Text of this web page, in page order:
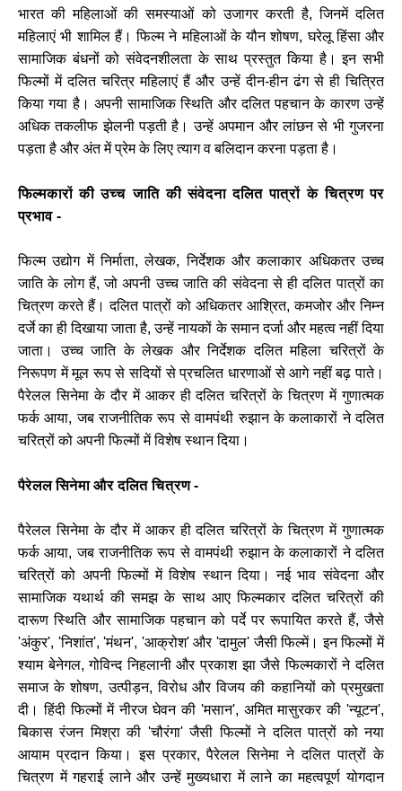
भारत की महिलाओं की समस्याओं को उजागर करती है, जिनमें दलित
महिलाएं भी शामिल हैं। फिल्म ने महिलाओं के यौन शोषण, घरेलू हिंसा और
सामाजिक बंधनों को संवेदनशीलता के साथ प्रस्तुत किया है। इन सभी
फिल्मों में दलित चरित्र महिलाएं हैं और उन्हें दीन-हीन ढंग से ही चित्रित
किया गया है। अपनी सामाजिक स्थिति और दलित पहचान के कारण उन्हें
अधिक तकलीफ झेलनी पड़ती है। उन्हें अपमान और लांछन से भी गुजरना
पड़ता है और अंत में प्रेम के लिए त्याग व बलिदान करना पड़ता है।
फिल्मकारों की उच्च जाति की संवेदना दलित पात्रों के चित्रण पर
प्रभाव -
फिल्म उद्योग में निर्माता, लेखक, निर्देशक और कलाकार अधिकतर उच्च
जाति के लोग हैं, जो अपनी उच्च जाति की संवेदना से ही दलित पात्रों का
चित्रण करते हैं। दलित पात्रों को अधिकतर आश्रित, कमजोर और निम्न
दर्जे का ही दिखाया जाता है, उन्हें नायकों के समान दर्जा और महत्व नहीं दिया
जाता। उच्च जाति के लेखक और निर्देशक दलित महिला चरित्रों के
निरूपण में मूल रूप से सदियों से प्रचलित धारणाओं से आगे नहीं बढ़ पाते।
पैरेलल सिनेमा के दौर में आकर ही दलित चरित्रों के चित्रण में गुणात्मक
फर्क आया, जब राजनीतिक रूप से वामपंथी रुझान के कलाकारों ने दलित
चरित्रों को अपनी फिल्मों में विशेष स्थान दिया।
पैरेलल सिनेमा और दलित चित्रण -
पैरेलल सिनेमा के दौर में आकर ही दलित चरित्रों के चित्रण में गुणात्मक
फर्क आया, जब राजनीतिक रूप से वामपंथी रुझान के कलाकारों ने दलित
चरित्रों को अपनी फिल्मों में विशेष स्थान दिया। नई भाव संवेदना और
सामाजिक यथार्थ की समझ के साथ आए फिल्मकार दलित चरित्रों की
दारूण स्थिति और सामाजिक पहचान को पर्दे पर रूपायित करते हैं, जैसे
'अंकुर', 'निशांत', 'मंथन', 'आक्रोश' और 'दामुल' जैसी फिल्में। इन फिल्मों में
श्याम बेनेगल, गोविन्द निहलानी और प्रकाश झा जैसे फिल्मकारों ने दलित
समाज के शोषण, उत्पीड़न, विरोध और विजय की कहानियों को प्रमुखता
दी। हिंदी फिल्मों में नीरज घेवन की 'मसान', अमित मासुरकर की 'न्यूटन',
बिकास रंजन मिश्रा की 'चौरंगा' जैसी फिल्मों ने दलित पात्रों को नया
आयाम प्रदान किया। इस प्रकार, पैरेलल सिनेमा ने दलित पात्रों के
चित्रण में गहराई लाने और उन्हें मुख्यधारा में लाने का महत्वपूर्ण योगदान